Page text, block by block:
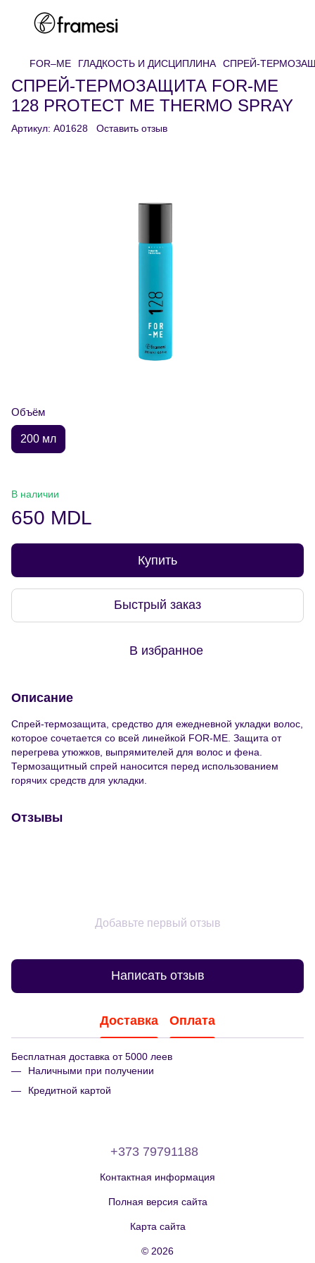
FOR–ME ГЛАДКОСТЬ И ДИСЦИПЛИНА СПРЕЙ-
СПРЕЙ-ТЕРМОЗАЩИТА FOR-ME
128 PROTECT ME THERMO SPRAY
Артикул: A01628 Оставить отзыв
Объём
200 мл
В наличии
650 MDL
Купить
Быстрый заказ
В избранное
Описание
Спрей-термозащита, средство для ежедневной укладки волос,
которое сочетается со всей линейкой FOR-ME. Защита от
перегрева утюжков, выпрямителей для волос и фена.
Термозащитный спрей наносится перед использованием
горячих средств для укладки.
Отзывы
Добавьте первый отзыв
Написать отзыв
Доставка Оплата
Бесплатная доставка от 5000 леев
Наличными при получении
Кредитной картой
+373 79791188
Контактная информация
Полная версия сайта
Карта сайта
© 2026